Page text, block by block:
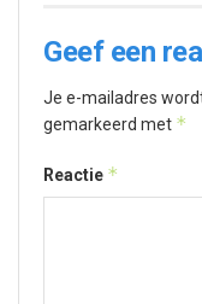
Geef een
Je e-mailadres
gemarkeerd met *
Reactie *